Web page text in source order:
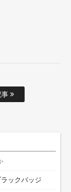
事
ックバッジ